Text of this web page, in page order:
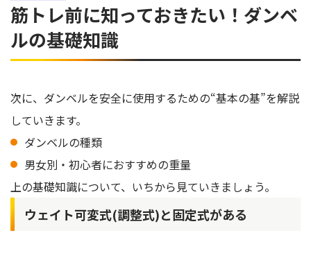
筋トレ前に知っておきたい！ダンベ
ルの基礎知識
次に、ダンベルを安全に使用するための“基本の基”を解説
していきます。
ダンベルの種類
男女別・初心者におすすめの重量
上の基礎知識について、いちから見ていきましょう。
ウェイト可変式(調整式)と固定式がある